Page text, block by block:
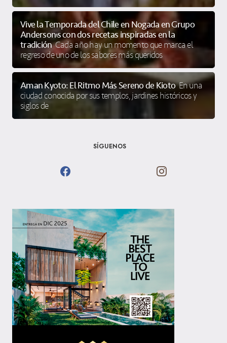
Vive la Temporada del Chile en Nogada en Grupo
Anderson’s con dos recetas inspiradas en la
tradición Cada año hay un momento que marca el
regreso de uno de los sabores más queridos
Aman Kyoto: El Ritmo Más Sereno de Kioto En una
ciudad conocida por sus templos, jardines históricos y
siglos de
SÍGUENOS